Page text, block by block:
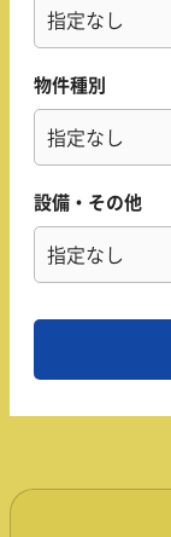
物件種別
設備・その他